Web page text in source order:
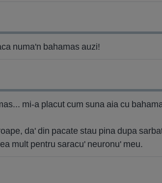
numa'n bahamas auzi!
mi-a placut cum suna aia cu
da' din pacate stau pina dupa
mult pentru saracu' neuronu' meu.